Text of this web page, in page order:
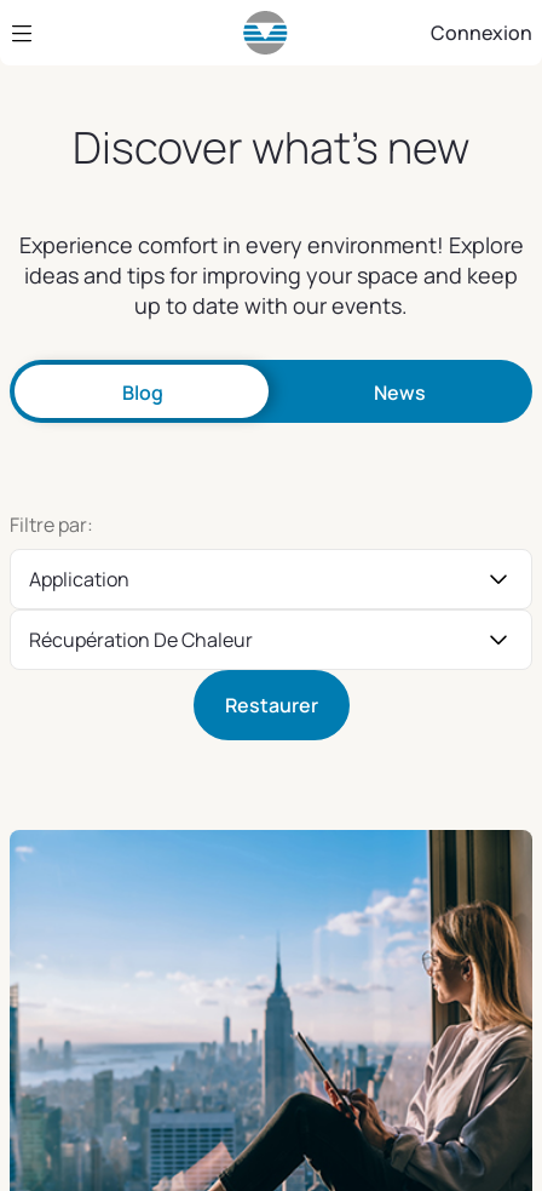
Saut au contenu principal Connexion
Discover what's new
Experience comfort in every environment! Explore
ideas and tips for improving your space and keep
up to date with our events.
Blog News
Filtre par:
Application
Récupération De Chaleur
Restaurer